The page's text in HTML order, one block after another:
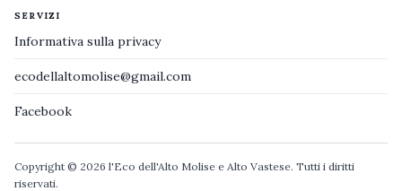
SERVIZI
Informativa sulla privacy
ecodellaltomolise@gmail.com
Facebook
Copyright © 2026 l'Eco dell'Alto Molise e Alto Vastese. Tutti i diritti
riservati.